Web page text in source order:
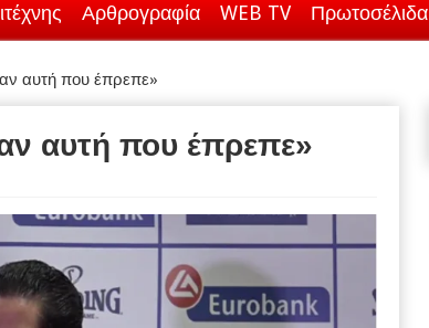
Αρθρογραφία WEB TV Πρωτοσέλιδα
αυτή που έπρεπε»
αυτή που έπρεπε»